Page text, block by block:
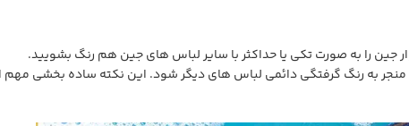
را به صورت تکی یا حداکثر با سایر لباس های جین هم رنگ بشویید.
به رنگ گرفتگی دائمی لباس های دیگر شود. این نکته ساده بخشی مهم